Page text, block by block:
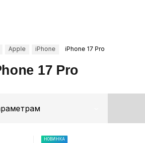
Apple iPhone iPhone 17 Pro
17 Pro
НОВИНКА